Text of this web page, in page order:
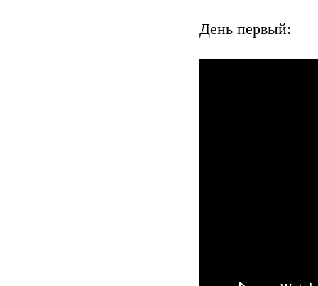
День первый: